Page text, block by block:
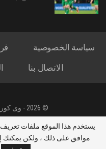
سياسة الخصوصية
الاتصال بنا
© 2026 - وى كورة. All Rights Reserved.
جميع الحقوق محفوظة لموقع
يستخدم هذا الموقع ملفات
موافق على ذلك ، ولكن يمكنك